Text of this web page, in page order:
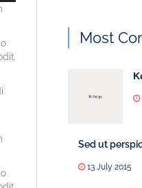
Most
Sed ut
13 July 2015